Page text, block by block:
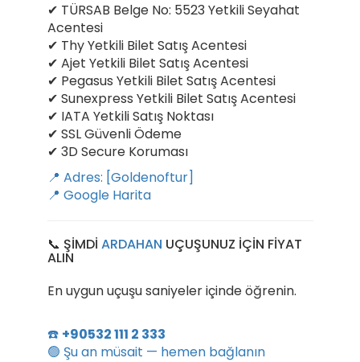
✔ TÜRSAB Belge No: 5523 Yetkili Seyahat
Acentesi
✔ Thy Yetkili Bilet Satış Acentesi
✔ Ajet Yetkili Bilet Satış Acentesi
✔ Pegasus Yetkili Bilet Satış Acentesi
✔ Sunexpress Yetkili Bilet Satış Acentesi
✔ IATA Yetkili Satış Noktası
✔ SSL Güvenli Ödeme
✔ 3D Secure Koruması
📍 Adres: [Goldenoftur]
📍 Google Harita
📞 ŞİMDİ ARDAHAN UÇUŞUNUZ İÇİN FİYAT
ALIN
En uygun uçuşu saniyeler içinde öğrenin.
☎️ +90532 111 2 333
🟢 Şu an müsait — hemen bağlanın